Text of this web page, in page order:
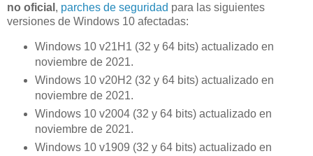
no oficial , parches de seguridad para las siguientes
versiones de Windows 10 afectadas:
Windows 10 v21H1 (32 y 64 bits) actualizado en
noviembre de 2021.
Windows 10 v20H2 (32 y 64 bits) actualizado en
noviembre de 2021.
Windows 10 v2004 (32 y 64 bits) actualizado en
noviembre de 2021.
Windows 10 v1909 (32 y 64 bits) actualizado en